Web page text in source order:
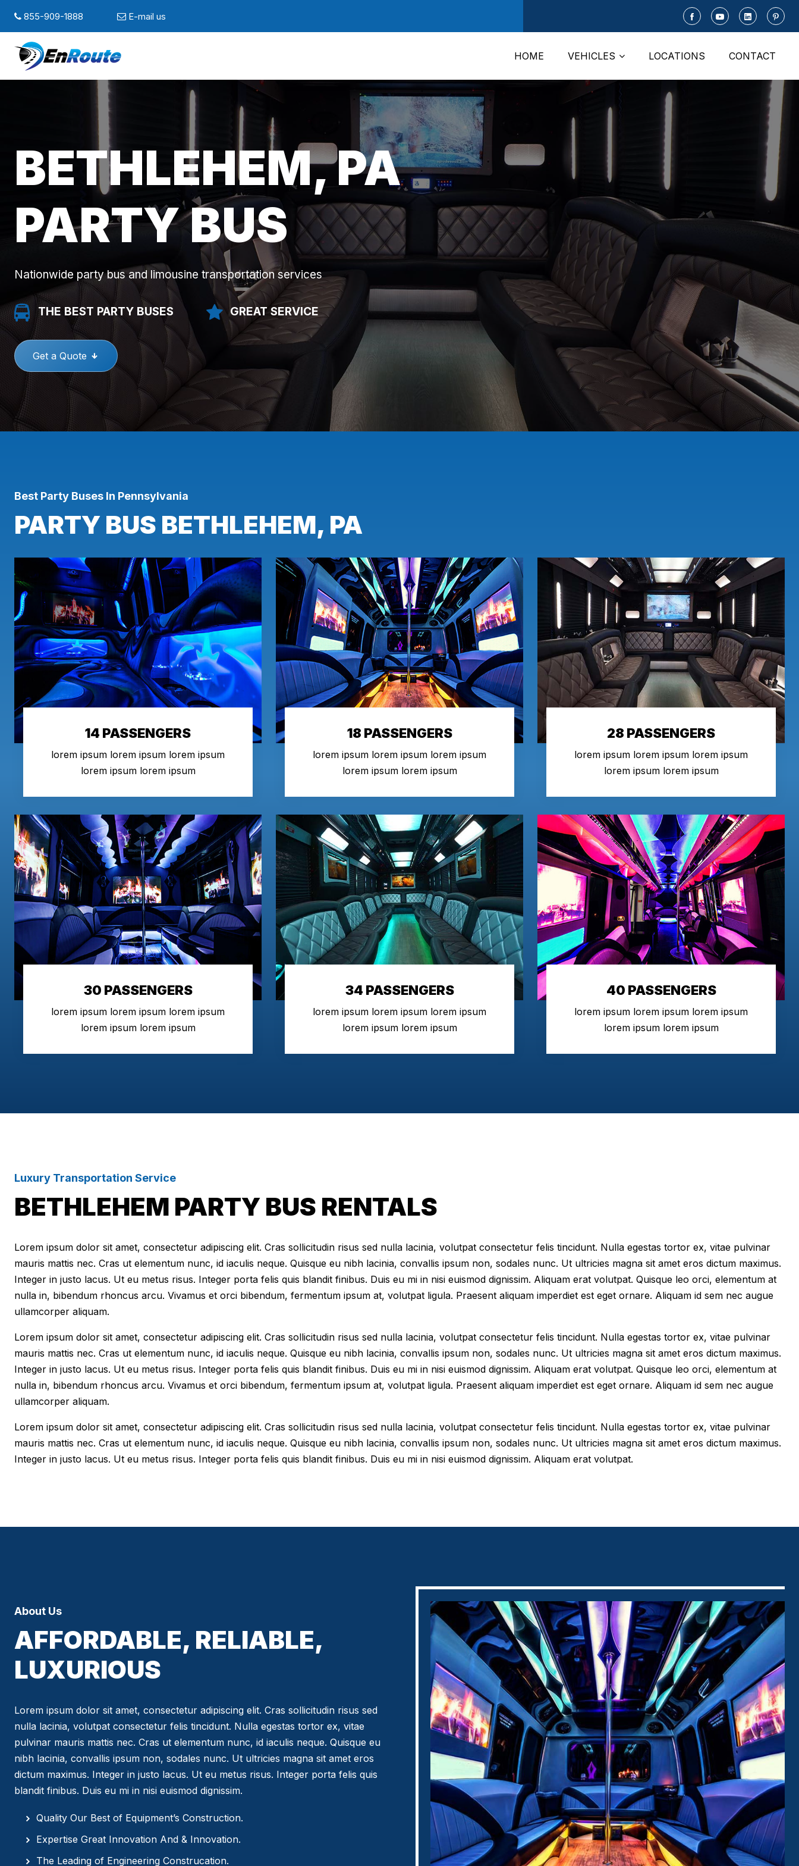
855-909-1888 E-mail us
HOME VEHICLES LOCATIONS CONTACT
BETHLEHEM, PA
PARTY BUS
Nationwide party bus and limousine transportation services
THE BEST PARTY BUSES GREAT SERVICE
Get a Quote
Best Party Buses In Pennsylvania
PARTY BUS BETHLEHEM, PA
14 PASSENGERS
lorem ipsum lorem ipsum lorem ipsum
lorem ipsum lorem ipsum
18 PASSENGERS
lorem ipsum lorem ipsum lorem ipsum
lorem ipsum lorem ipsum
28 PASSENGERS
lorem ipsum lorem ipsum lorem ipsum
lorem ipsum lorem ipsum
30 PASSENGERS
lorem ipsum lorem ipsum lorem ipsum
lorem ipsum lorem ipsum
34 PASSENGERS
lorem ipsum lorem ipsum lorem ipsum
lorem ipsum lorem ipsum
40 PASSENGERS
lorem ipsum lorem ipsum lorem ipsum
lorem ipsum lorem ipsum
Luxury Transportation Service
BETHLEHEM PARTY BUS RENTALS
Lorem ipsum dolor sit amet, consectetur adipiscing elit. Cras sollicitudin risus sed nulla lacinia, volutpat consectetur felis tincidunt. Nulla egestas tortor ex, vitae pulvinar
mauris mattis nec. Cras ut elementum nunc, id iaculis neque. Quisque eu nibh lacinia, convallis ipsum non, sodales nunc. Ut ultricies magna sit amet eros dictum maximus.
Integer in justo lacus. Ut eu metus risus. Integer porta felis quis blandit finibus. Duis eu mi in nisi euismod dignissim. Aliquam erat volutpat. Quisque leo orci, elementum at
nulla in, bibendum rhoncus arcu. Vivamus et orci bibendum, fermentum ipsum at, volutpat ligula. Praesent aliquam imperdiet est eget ornare. Aliquam id sem nec augue
ullamcorper aliquam.
Lorem ipsum dolor sit amet, consectetur adipiscing elit. Cras sollicitudin risus sed nulla lacinia, volutpat consectetur felis tincidunt. Nulla egestas tortor ex, vitae pulvinar
mauris mattis nec. Cras ut elementum nunc, id iaculis neque. Quisque eu nibh lacinia, convallis ipsum non, sodales nunc. Ut ultricies magna sit amet eros dictum maximus.
Integer in justo lacus. Ut eu metus risus. Integer porta felis quis blandit finibus. Duis eu mi in nisi euismod dignissim. Aliquam erat volutpat. Quisque leo orci, elementum at
nulla in, bibendum rhoncus arcu. Vivamus et orci bibendum, fermentum ipsum at, volutpat ligula. Praesent aliquam imperdiet est eget ornare. Aliquam id sem nec augue
ullamcorper aliquam.
Lorem ipsum dolor sit amet, consectetur adipiscing elit. Cras sollicitudin risus sed nulla lacinia, volutpat consectetur felis tincidunt. Nulla egestas tortor ex, vitae pulvinar
mauris mattis nec. Cras ut elementum nunc, id iaculis neque. Quisque eu nibh lacinia, convallis ipsum non, sodales nunc. Ut ultricies magna sit amet eros dictum maximus.
Integer in justo lacus. Ut eu metus risus. Integer porta felis quis blandit finibus. Duis eu mi in nisi euismod dignissim. Aliquam erat volutpat.
About Us
AFFORDABLE, RELIABLE,
LUXURIOUS
Lorem ipsum dolor sit amet, consectetur adipiscing elit. Cras sollicitudin risus sed
nulla lacinia, volutpat consectetur felis tincidunt. Nulla egestas tortor ex, vitae
pulvinar mauris mattis nec. Cras ut elementum nunc, id iaculis neque. Quisque eu
nibh lacinia, convallis ipsum non, sodales nunc. Ut ultricies magna sit amet eros
dictum maximus. Integer in justo lacus. Ut eu metus risus. Integer porta felis quis
blandit finibus. Duis eu mi in nisi euismod dignissim.
Quality Our Best of Equipment’s Construction.
Expertise Great Innovation And & Innovation.
The Leading of Engineering Construcation.